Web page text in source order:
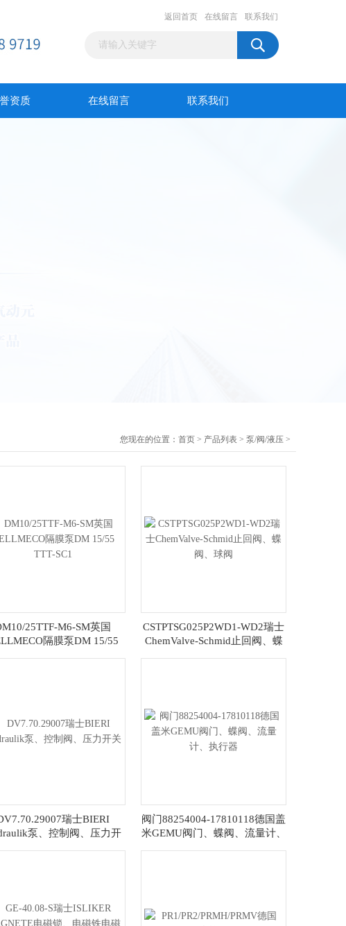
返回首页 在线留言 联系我们
资质 在线留言 联系我们
您现在的位置： 首页 > 产品列表 > 泵/阀/液压 >
25TTF-M6-SM英国
隔膜泵DM 15/55
CSTPTSG025P2WD1-WD2瑞士
ChemValve-Schmid止回阀、蝶
瑞士BIERI
泵、控制阀、压力开
阀门88254004-17810118德国盖
米GEMU阀门、蝶阀、流量计、